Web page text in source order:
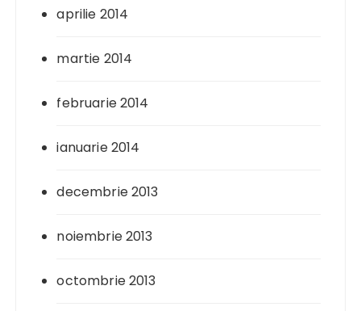
aprilie 2014
martie 2014
februarie 2014
ianuarie 2014
decembrie 2013
noiembrie 2013
octombrie 2013